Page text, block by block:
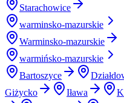
Starachowice
warminsko-mazurskie
Warminsko-mazurskie
warmińsko-mazurskie
Bartoszyce
Giżycko
Iława